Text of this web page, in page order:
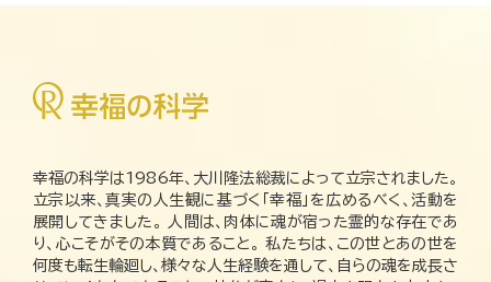
幸福の科学は1986年、大川隆法総裁によって立宗されました。
立宗以来、真実の人生観に基づく「幸福」を広めるべく、活動を
展開してきました。 人間は、肉体に魂が宿った霊的な存在であ
り、心こそがその本質であること。 私たちは、この世とあの世を
何度も転生輪廻し、様々な人生経験を通して、自らの魂を成長さ